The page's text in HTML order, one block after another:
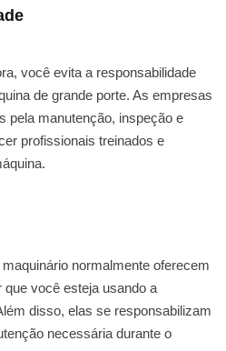
você evita a responsabilidade
de grande porte. As empresas
pela manutenção, inspeção e
profissionais treinados e
normalmente oferecem
você esteja usando a
disso, elas se responsabilizam
necessária durante o